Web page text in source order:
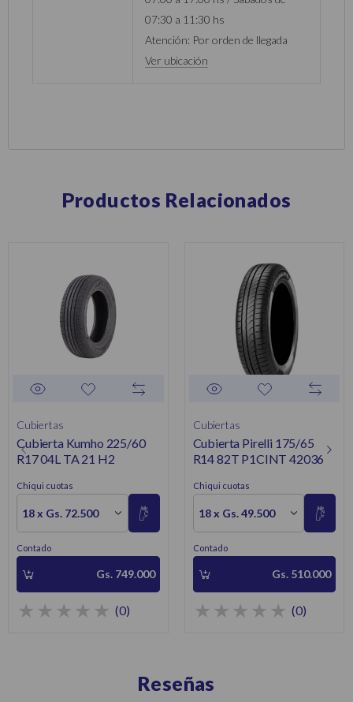
07:30 a 11:30 hs
Atención: Por orden de llegada
Ver ubicación
Productos Relacionados
Cubiertas
Cubierta Kumho 225/60
R17 04L TA 21 H2
Chiqui cuotas
18 x Gs. 72.500
Contado
Gs. 749.000
(0)
Cubiertas
Cubierta Pirelli 175/65
R14 82T P1CINT 42036
Chiqui cuotas
18 x Gs. 49.500
Contado
Gs. 510.000
(0)
Reseñas